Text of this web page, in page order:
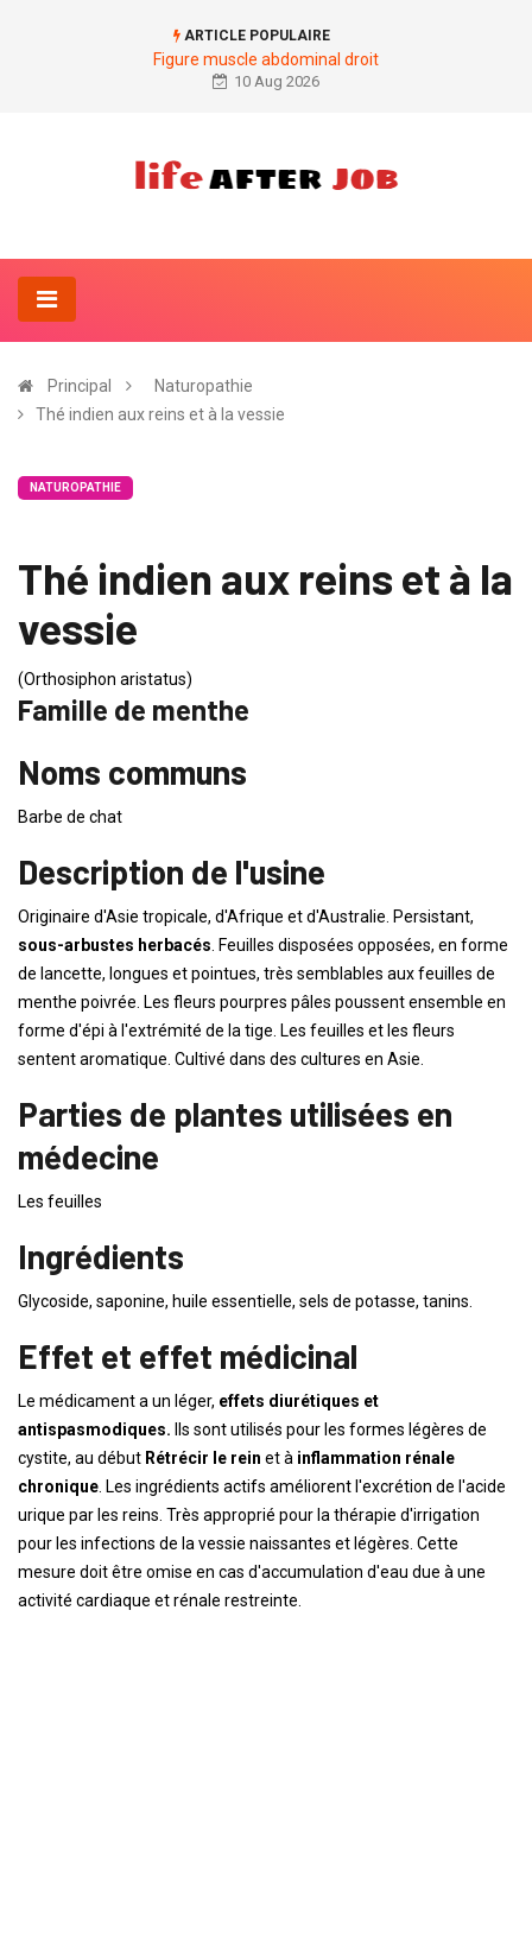
ARTICLE POPULAIRE
Figure muscle abdominal droit
10 Aug 2026
Principal
Naturopathie
Thé indien aux reins et à la vessie
NATUROPATHIE
Thé indien aux reins et à la
vessie
(Orthosiphon aristatus)
Famille de menthe
Noms communs
Barbe de chat
Description de l'usine
Originaire d'Asie tropicale, d'Afrique et d'Australie. Persistant,
sous-arbustes herbacés . Feuilles disposées opposées, en forme
de lancette, longues et pointues, très semblables aux feuilles de
menthe poivrée. Les fleurs pourpres pâles poussent ensemble en
forme d'épi à l'extrémité de la tige. Les feuilles et les fleurs
sentent aromatique. Cultivé dans des cultures en Asie.
Parties de plantes utilisées en
médecine
Les feuilles
Ingrédients
Glycoside, saponine, huile essentielle, sels de potasse, tanins.
Effet et effet médicinal
Le médicament a un léger, effets diurétiques et
antispasmodiques. Ils sont utilisés pour les formes légères de
cystite, au début Rétrécir le rein et à inflammation rénale
chronique . Les ingrédients actifs améliorent l'excrétion de l'acide
urique par les reins. Très approprié pour la thérapie d'irrigation
pour les infections de la vessie naissantes et légères. Cette
mesure doit être omise en cas d'accumulation d'eau due à une
activité cardiaque et rénale restreinte.